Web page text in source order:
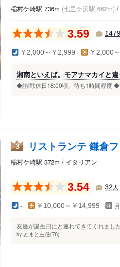
稲村ケ崎駅 736m (七里ケ浜駅 662m) /
3.59 1479
￥2,000～￥2,999 ￥2,000
湘南といえば。モアナマカイと
◆訪問:休日18:00頃、待ち1時間程度 ◆
3 リストランテ 鎌倉
稲村ケ崎駅 372m / イタリアン
3.54 32 人
- ￥10,000～￥14,999
友達が誕生日にと連れてきてくれまし
by とまと主任(78)